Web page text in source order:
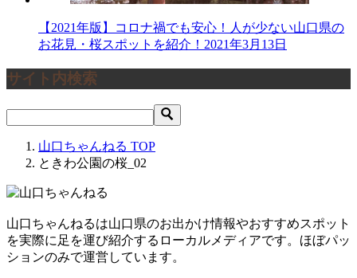
【2021年版】コロナ禍でも安心！人が少ない山口県の
お花見・桜スポットを紹介！ 2021年3月13日
サイト内検索
山口ちゃんねる TOP
ときわ公園の桜_02
山口ちゃんねるは山口県のお出かけ情報やおすすめスポット
を実際に足を運び紹介するローカルメディアです。ほぼパッ
ションのみで運営しています。